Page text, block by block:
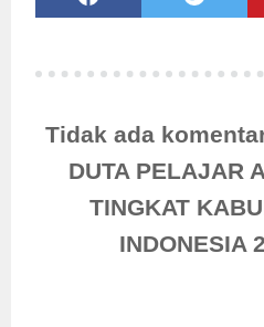
Tidak ada
DUTA PELAJAR
TINGKAT
INDONESIA